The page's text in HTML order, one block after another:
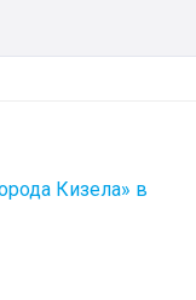
Кизела» в